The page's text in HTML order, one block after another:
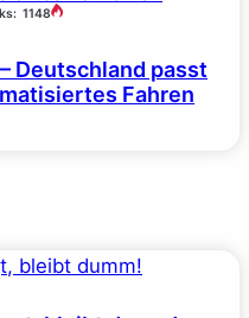
1148
Deutschland passt
Fahren